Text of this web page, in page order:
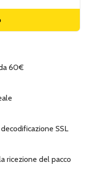
60€
SSL
ricezione del pacco